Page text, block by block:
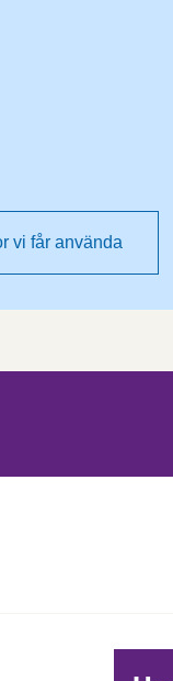
vi får använda